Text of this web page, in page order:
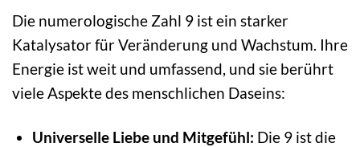
Die numerologische Zahl 9 ist ein starker
Katalysator für Veränderung und Wachstum. Ihre
Energie ist weit und umfassend, und sie berührt
viele Aspekte des menschlichen Daseins:
Universelle Liebe und Mitgefühl: Die 9 ist die